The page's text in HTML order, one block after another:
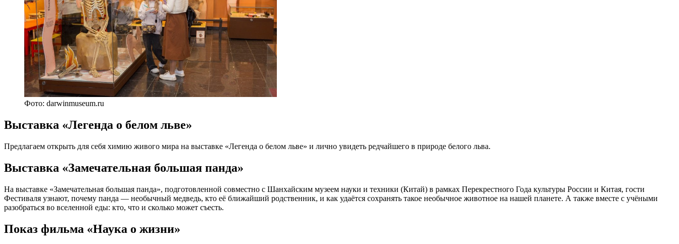
Фото: darwinmuseum.ru
Выставка «Легенда о белом льве»
Предлагаем открыть для себя химию живого мира на выставке «Легенда о белом льве» и лично увидеть редчайшего в природе белого льва.
Выставка «Замечательная большая панда»
На выставке «Замечательная большая панда», подготовленной совместно с Шанхайским музеем науки и техники (Китай) в рамках Перекрестного Года культуры России и Китая, гости
Фестиваля узнают, почему панда — необычный медведь, кто её ближайший родственник, и как удаётся сохранять такое необычное животное на нашей планете. А также вместе с учёными
разобраться во вселенной еды: кто, что и сколько может съесть.
Показ фильма «Наука о жизни»